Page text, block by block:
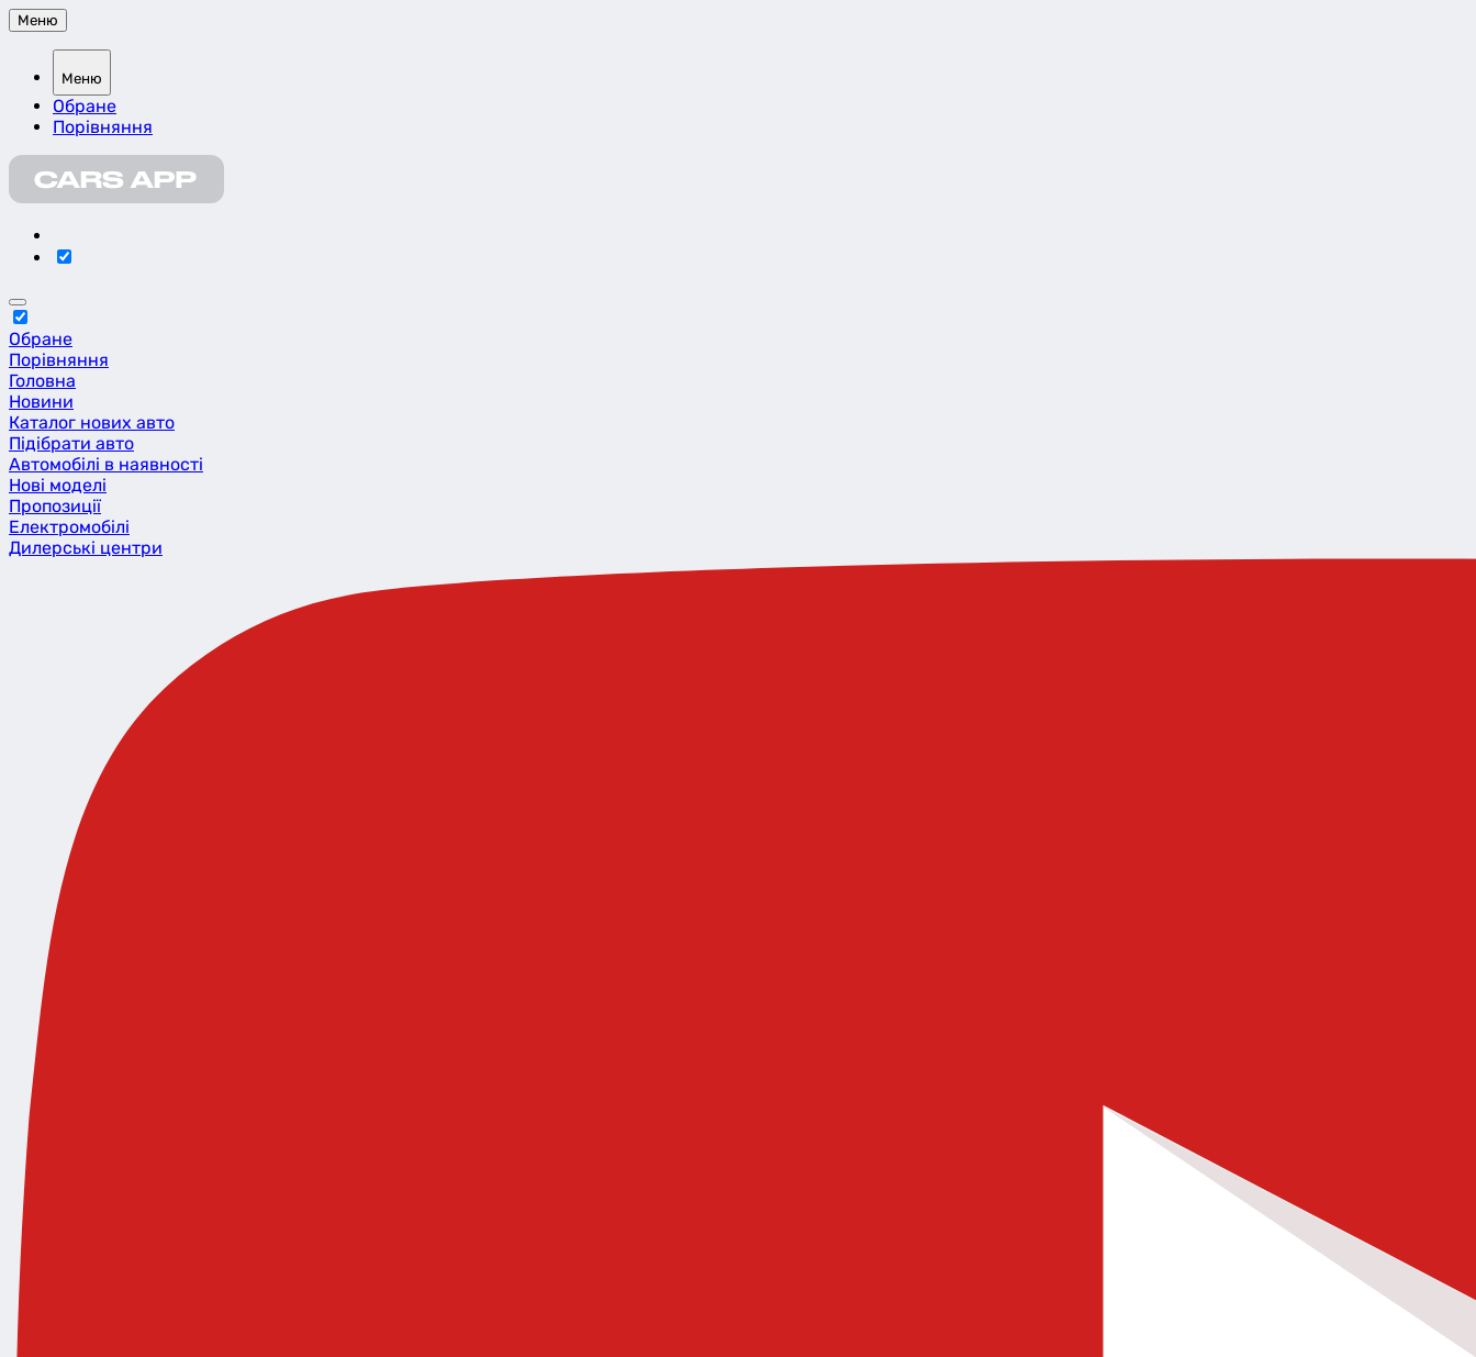
Меню
Меню
Обране
Порівняння
Обране
Порівняння
Головна
Новини
Каталог нових авто
Підібрати авто
Автомобілі в наявності
Нові моделі
Пропозиції
Eлектромобілі
Дилерські центри